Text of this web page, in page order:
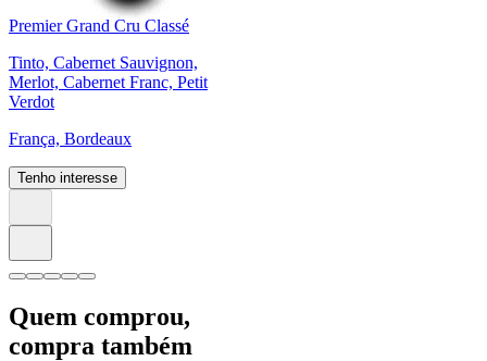
Premier Grand Cru Classé
Tinto, Cabernet Sauvignon,
Merlot, Cabernet Franc, Petit
Verdot
França, Bordeaux
Tenho interesse
Quem comprou,
compra também